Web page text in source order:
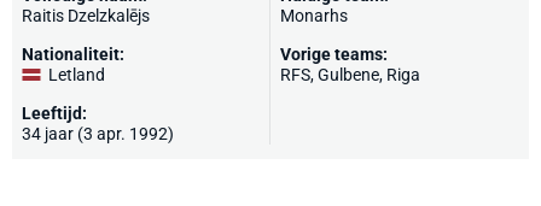
Raitis Dzelzkalējs
Nationaliteit:
Letland
Leeftijd:
34 jaar (3 apr. 1992)
Monarhs
Vorige teams:
RFS, Gulbene, Riga